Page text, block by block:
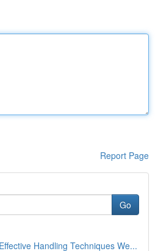
Report Page
Go
Handling Techniques We...